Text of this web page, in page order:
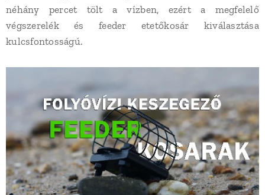
néhány percet tölt a vízben, ezért a megfelelő
végszerelék és feeder etetőkosár kiválasztása
kulcsfontosságú.